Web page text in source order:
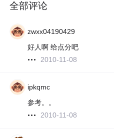
全部评论
zwxx04190429
好人啊 给点分吧
2010-11-08
ipkqmc
参考。。
2010-11-08